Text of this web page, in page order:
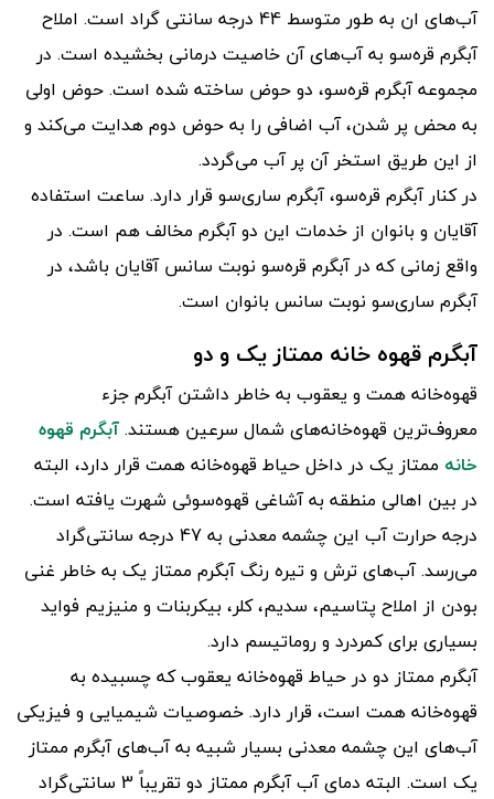
آب‌های ان به طور متوسط 44 درجه سانتی گراد است. املاح
آبگرم قره‌سو به آب‌های آن خاصیت درمانی بخشیده است. در
مجموعه آبگرم قره‌سو، دو حوض ساخته شده است. حوض اولی
به محض پر شدن، آب اضافی را به حوض دوم هدایت می‌کند و
از این طریق استخر آن پر آب می‌گردد.
در کنار آبگرم قره‌سو، آبگرم ساری‌سو قرار دارد. ساعت استفاده
آقایان و بانوان از خدمات این دو آبگرم مخالف هم است. در
واقع زمانی که در آبگرم قره‌سو نوبت سانس آقایان باشد، در
آبگرم ساری‌سو نوبت سانس بانوان است.
آبگرم قهوه‌ خانه ممتاز یک و دو
قهوه‌خانه همت و یعقوب به خاطر داشتن آبگرم جزء
معروف‌ترین قهوه‌خانه‌های شمال سرعین هستند.آبگرم قهوه
خانه ممتاز یک در داخل حیاط قهوه‌خانه همت قرار دارد، البته
در بین اهالی منطقه به آشاغی قهوه‌سوئی شهرت یافته است.
درجه حرارت آب این چشمه معدنی به 47 درجه سانتی‌گراد
می‌رسد. آب‌های ترش و تیره رنگ آبگرم ممتاز یک به خاطر غنی
بودن از املاح پتاسیم، سدیم، کلر، بیکربنات و منیزیم فواید
بسیاری برای کمردرد و روماتیسم دارد.
آبگرم ممتاز دو در حیاط قهوه‌خانه یعقوب که چسبیده به
قهوه‌خانه همت است، قرار دارد. خصوصیات شیمیایی و فیزیکی
آب‌های این چشمه معدنی بسیار شبیه به آب‌های آبگرم ممتاز
یک است. البته دمای آب آبگرم ممتاز دو تقریباً 3 سانتی‌گراد